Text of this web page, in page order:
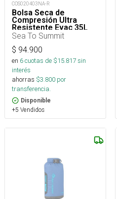
COS020403NA-R
Bolsa Seca de
Compresión Ultra
Resistente Evac 35L
Sea To Summit
$ 94.900
en 6cuotas de $15.817sin
interés
ahorras $3.800 por
transferencia.
Disponible
+5 Vendidos